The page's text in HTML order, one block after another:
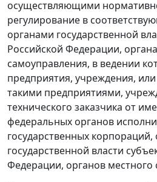
осуществляющими
регулирование в
органами государственной
Российской Федерации,
самоуправления, в ведении
предприятия, учреждения,
такими предприятиями,
технического заказчика от
федеральных органов
государственных корпораций,
государственной власти
Федерации, органов местного